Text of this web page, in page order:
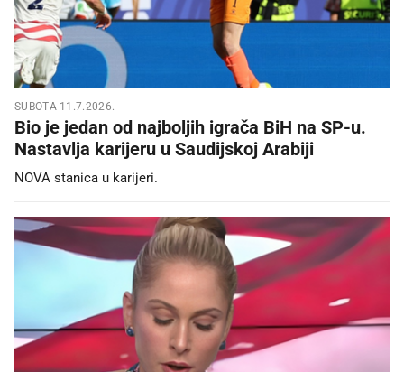
SUBOTA 11.7.2026.
Bio je jedan od najboljih igrača BiH na SP-u.
Nastavlja karijeru u Saudijskoj Arabiji
NOVA stanica u karijeri.